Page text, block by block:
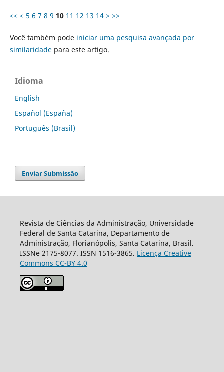
<< < 5 6 7 8 9 10 11 12 13 14 > >>
Você também pode iniciar uma pesquisa avançada por
similaridadepara este artigo.
Idioma
English
Español (España)
Português (Brasil)
Enviar Submissão
Revista de Ciências da Administração, Universidade
Federal de Santa Catarina, Departamento de
Administração, Florianópolis, Santa Catarina, Brasil.
ISSNe 2175-8077. ISSN 1516-3865. Licença Creative
Commons CC-BY 4.0